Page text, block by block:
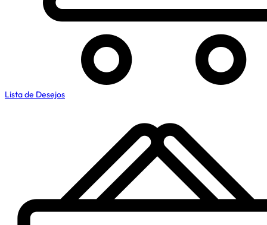
Lista de Desejos